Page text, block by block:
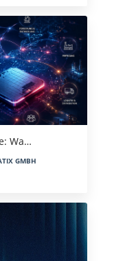
Wa…
GMBH